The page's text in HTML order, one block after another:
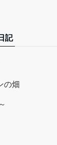
記
の畑